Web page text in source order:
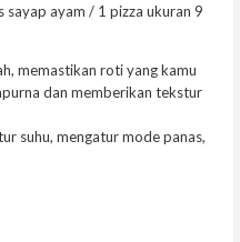
ayam / 1 pizza ukuran 9
memastikan roti yang kamu
dan memberikan tekstur
suhu, mengatur mode panas,